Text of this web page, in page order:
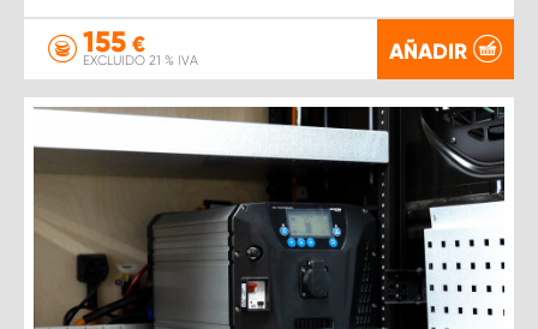
155 €
EXCLUIDO 21 % IVA AÑADIR